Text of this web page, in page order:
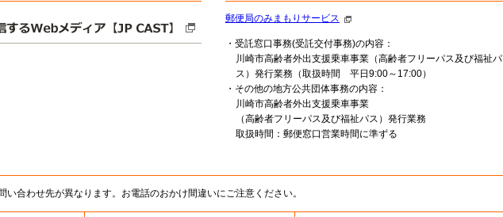
郵便局のみまもりサービス
・受託窓口事務(受託交付事務)の内容：
川崎市高齢者外出支援乗車事業（高齢者フリーパス及び福祉パ
ス）発行業務（取扱時間 平日9:00～17:00）
・その他の地方公共団体事務の内容：
川崎市高齢者外出支援乗車事業
（高齢者フリーパス及び福祉パス）発行業務
取扱時間：郵便窓口営業時間に準ずる
合わせ先が異なります。お電話のおかけ間違いにご注意ください。